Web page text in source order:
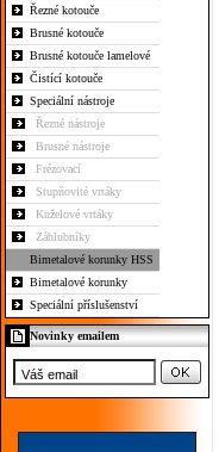
Řezné kotouče
Brusné kotouče
Brusné kotouče lamelové
Čistící kotouče
Speciální nástroje
Řezné nástroje
Brusné nástroje
Frézovací
Stupňovité vrtáky
Kuželové vrtáky
Záhlubníky
Bimetalové korunky HSS
Bimetalové korunky
Speciální příslušenství
Novinky emailem